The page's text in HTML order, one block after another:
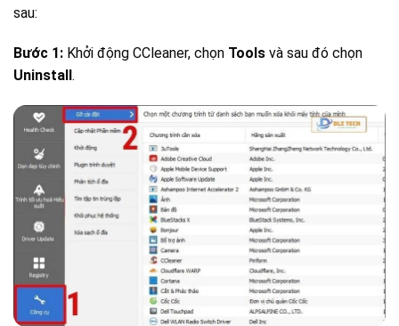
sau:
Bước 1: Khởi động CCleaner, chọn Tools và sau đó chọn
Uninstall .